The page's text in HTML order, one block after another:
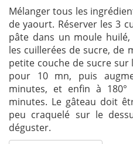
Mélanger tous les
de yaourt. Réserver les 3
pâte dans un moule
les cuillerées de sucre, de
petite couche de sucre sur
pour 10 mn, puis
minutes, et enfin à 180°
minutes. Le gâteau doit
peu craquelé sur le
déguster.